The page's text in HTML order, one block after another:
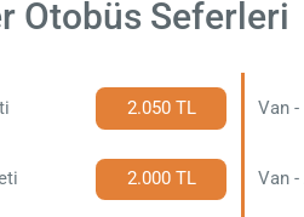
Otobüs Seferleri
2.050 TL Van
2.000 TL Van